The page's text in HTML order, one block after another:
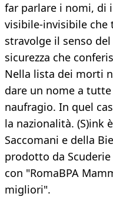
far parlare i nomi, di
visibile-invisibile che
stravolge il senso
sicurezza che
Nella lista dei morti
dare un nome a
naufragio. In quel
la nazionalità. (S)ink
Saccomani e della
prodotto da
con "RomaBPA
migliori".